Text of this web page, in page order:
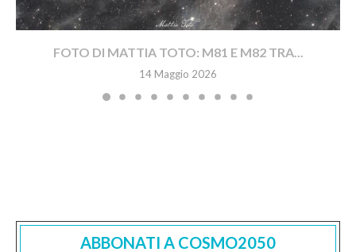
FOTO DI MATTIA TOTO: M81 E M82 TRA...
14 Maggio 2026
ABBONATI A COSMO2050